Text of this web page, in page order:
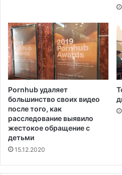
Pornhub удаляет
большинство своих видео
после того, как
расследование выявило
жестокое обращение с
детьми
15.12.2020